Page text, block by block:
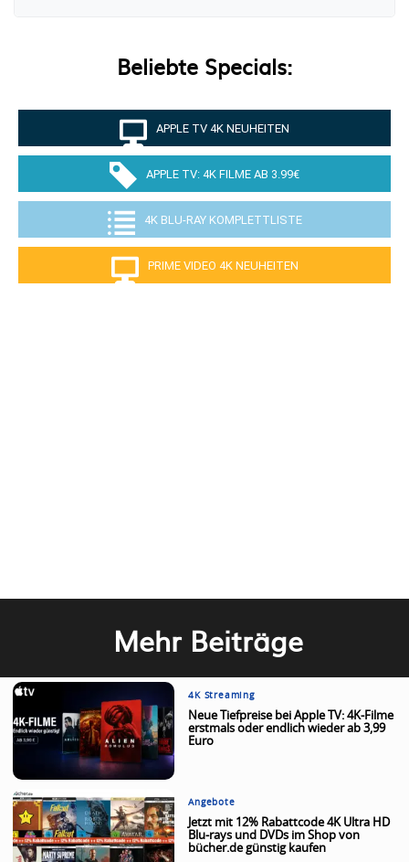
Beliebte Specials:
APPLE TV 4K NEUHEITEN
APPLE TV: 4K FILME AB 3.99€
4K BLU-RAY KOMPLETTLISTE
PRIME VIDEO 4K NEUHEITEN
Mehr Beiträge
4K Streaming
Neue Tiefpreise bei Apple TV: 4K-Filme
erstmals oder endlich wieder ab 3,99
Euro
Angebote
Jetzt mit 12% Rabattcode 4K Ultra HD
Blu-rays und DVDs im Shop von
bücher.de günstig kaufen